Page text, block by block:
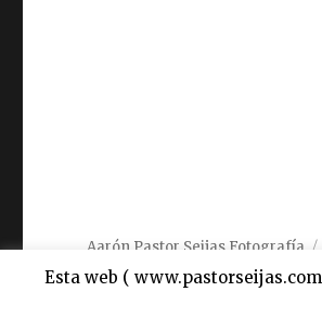
Aarón Pastor Seijas Fotografía
Esta web (